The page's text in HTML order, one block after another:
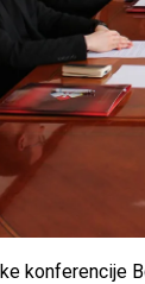
konferencije